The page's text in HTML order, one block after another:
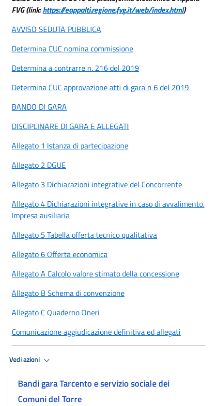
FVG (link:https://eappalti.regione.fvg.it/web/index.html)
AVVISO SEDUTA PUBBLICA
Determina CUC nomina commissione
Determina a contrarre n. 216 del 2019
Determina CUC approvazione atti di gara n 6 del 2019
BANDO DI GARA
DISCIPLINARE DI GARA E ALLEGATI
Allegato 1 Istanza di partecipazione
Allegato 2 DGUE
Allegato 3 Dichiarazioni integrative del Concorrente
Allegato 4 Dichiarazioni integrative in caso di avvalimento.
Impresa ausiliaria
Allegato 5 Tabella offerta tecnico qualitativa
Allegato 6 Offerta economica
Allegato A Calcolo valore stimato della concessione
Allegato B Schema di convenzione
Allegato C Quaderno Oneri
Comunicazione aggiudicazione definitiva ed allegati
Vedi azioni
Bandi gara Tarcento e servizio sociale dei
Comuni del Torre